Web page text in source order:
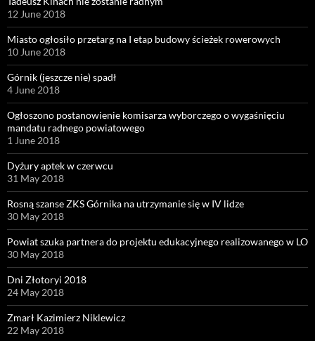
12 June 2018
Miasto ogłosiło przetarg na I etap budowy ścieżek rowerowych
10 June 2018
Górnik (jeszcze nie) spadł
4 June 2018
Ogłoszono postanowienie komisarza wyborczego o wygaśnięciu
mandatu radnego powiatowego
1 June 2018
Dyżury aptek w czerwcu
31 May 2018
Rosną szanse ZKS Górnika na utrzymanie się w IV lidze
30 May 2018
Powiat szuka partnera do projektu edukacyjnego realizowanego w LO
30 May 2018
Dni Złotoryi 2018
24 May 2018
Zmarł Kazimierz Niklewicz
22 May 2018